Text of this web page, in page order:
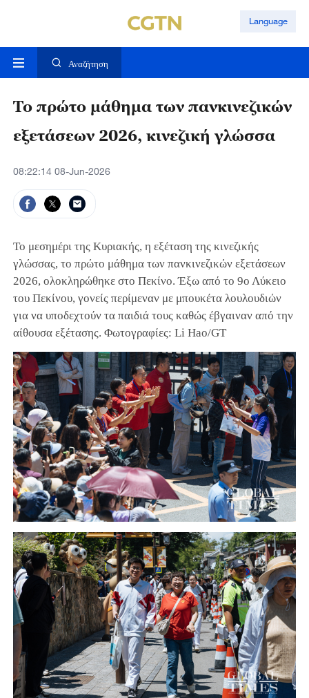
Language
Αναζήτηση
Το πρώτο μάθημα των πανκινεζικών
εξετάσεων 2026, κινεζική γλώσσα
08:22:14 08-Jun-2026
Το μεσημέρι της Κυριακής, η εξέταση της κινεζικής
γλώσσας, το πρώτο μάθημα των πανκινεζικών εξετάσεων
2026, ολοκληρώθηκε στο Πεκίνο. Έξω από το 9ο Λύκειο
του Πεκίνου, γονείς περίμεναν με μπουκέτα λουλουδιών
για να υποδεχτούν τα παιδιά τους καθώς έβγαιναν από την
αίθουσα εξέτασης. Φωτογραφίες: Li Hao/GT